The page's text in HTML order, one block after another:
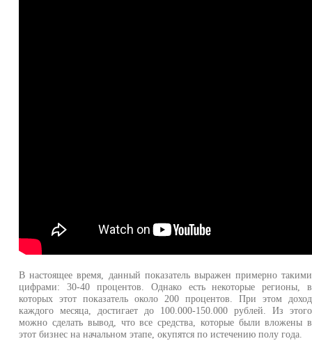
В настоящее время, данный показатель выражен примерно такими
цифрами: 30-40 процентов. Однако есть некоторые регионы, в
которых этот показатель около 200 процентов. При этом доход
каждого месяца, достигает до 100.000-150.000 рублей. Из этого
можно сделать вывод, что все средства, которые были вложены в
этот бизнес на начальном этапе, окупятся по истечению полу года.